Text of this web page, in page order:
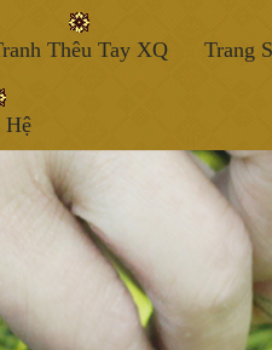
Thêu Tay XQ Trang
Hệ